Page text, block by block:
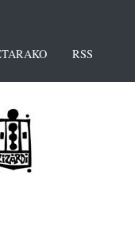
RSS